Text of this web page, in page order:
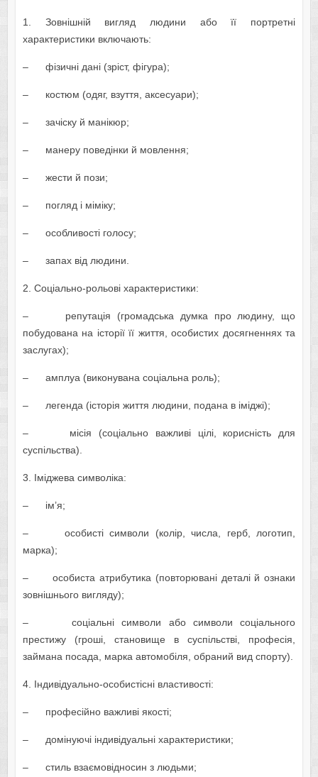
1. Зовнішній вигляд людини або її портретні
характеристики включають:
– фізичні дані (зріст, фігура);
– костюм (одяг, взуття, аксесуари);
– зачіску й манікюр;
– манеру поведінки й мовлення;
– жести й пози;
– погляд і міміку;
– особливості голосу;
– запах від людини.
2. Соціально-рольові характеристики:
– репутація (громадська думка про людину, що
побудована на історії її життя, особистих досягненнях та
заслугах);
– амплуа (виконувана соціальна роль);
– легенда (історія життя людини, подана в іміджі);
– місія (соціально важливі цілі, корисність для
суспільства).
3. Іміджева символіка:
– ім’я;
– особисті символи (колір, числа, герб, логотип,
марка);
– особиста атрибутика (повторювані деталі й ознаки
зовнішнього вигляду);
– соціальні символи або символи соціального
престижу (гроші, становище в суспільстві, професія,
займана посада, марка автомобіля, обраний вид спорту).
4. Індивідуально-особистісні властивості:
– професійно важливі якості;
– домінуючі індивідуальні характеристики;
– стиль взаємовідносин з людьми;